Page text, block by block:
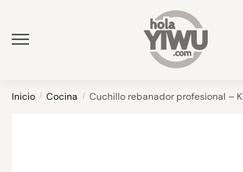
navigation
content
Inicio / Cocina / Cuchillo rebanador profesional –